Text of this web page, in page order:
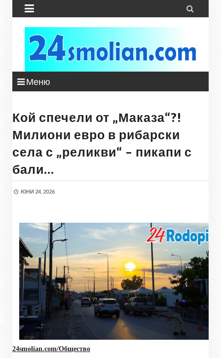
 
Меню
Кой спечели от „Маказа“?!
Милиони евро в рибарски
села с „реликви“ – пикапи с
бали…
ЮНИ 24, 2026
24smolian.com/Общество